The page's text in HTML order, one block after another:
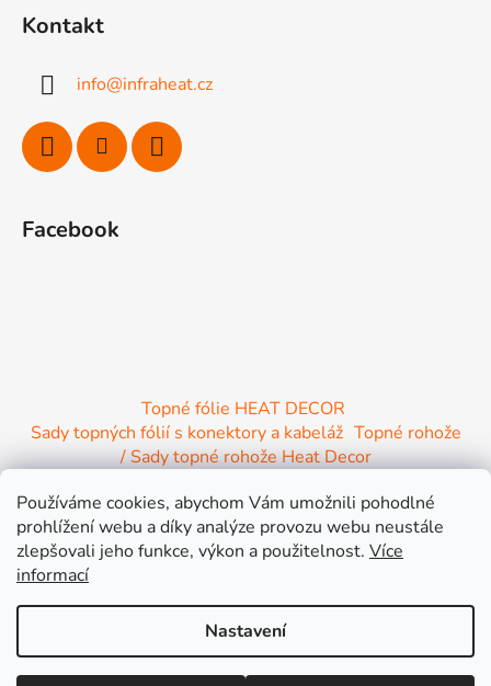
Používáme cookies, abychom Vám umožnili pohodlné
prohlížení webu a díky analýze provozu webu neustále
zlepšovali jeho funkce, výkon a použitelnost. Více
informací
Nastavení
Kontakt
info@infraheat.cz
Facebook
Topné fólie HEAT DECOR
Sady topných fólií s konektory a kabeláž Topné rohože
/ Sady topné rohože Heat Decor
/ Instalační materiál / Topné Infrapanely
/ Relaxační lehátko NIRE s Infra ohřevem